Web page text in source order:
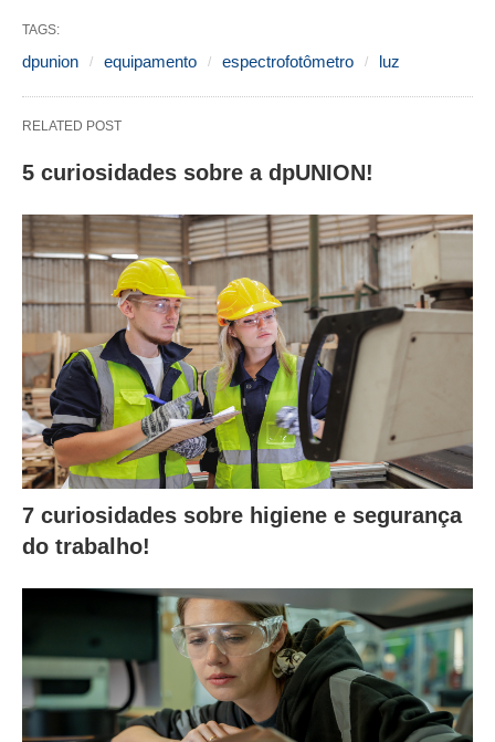
TAGS:
dpunion equipamento espectrofotômetro luz
RELATED POST
5 curiosidades sobre a dpUNION!
7 curiosidades sobre higiene e segurança
do trabalho!